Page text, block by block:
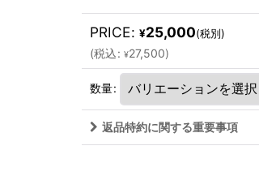
PRICE: ¥25,000(税別)
(税込: ¥27,500)
数量:
返品特約に関する重要事項